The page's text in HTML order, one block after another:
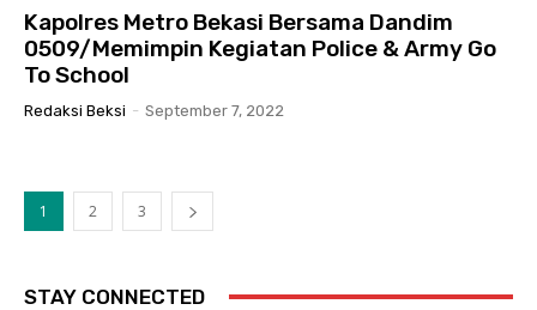
Kapolres Metro Bekasi Bersama Dandim
0509/Memimpin Kegiatan Police & Army Go
To School
Redaksi Beksi - September 7, 2022
1 2 3
STAY CONNECTED